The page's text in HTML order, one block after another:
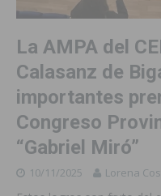
La AMPA del
Calasanz de
importantes
Congreso
“Gabriel Miró”
10/11/2025 Lorena